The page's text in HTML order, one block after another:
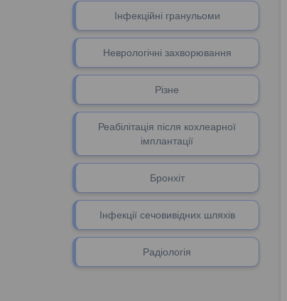
Інфекційні гранульоми
Неврологічні захворювання
Різне
Реабілітація після кохлеарної
імплантації
Бронхіт
Інфекції сечовивідних шляхів
Радіологія